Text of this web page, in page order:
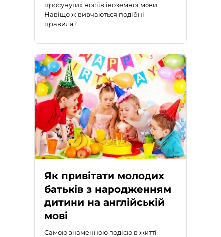
просунутих носіїв іноземної мови.
Навіщо ж вивчаються подібні
правила?
Як привітати молодих
батьків з народженням
дитини на англійській
мові
Самою знаменною подією в житті